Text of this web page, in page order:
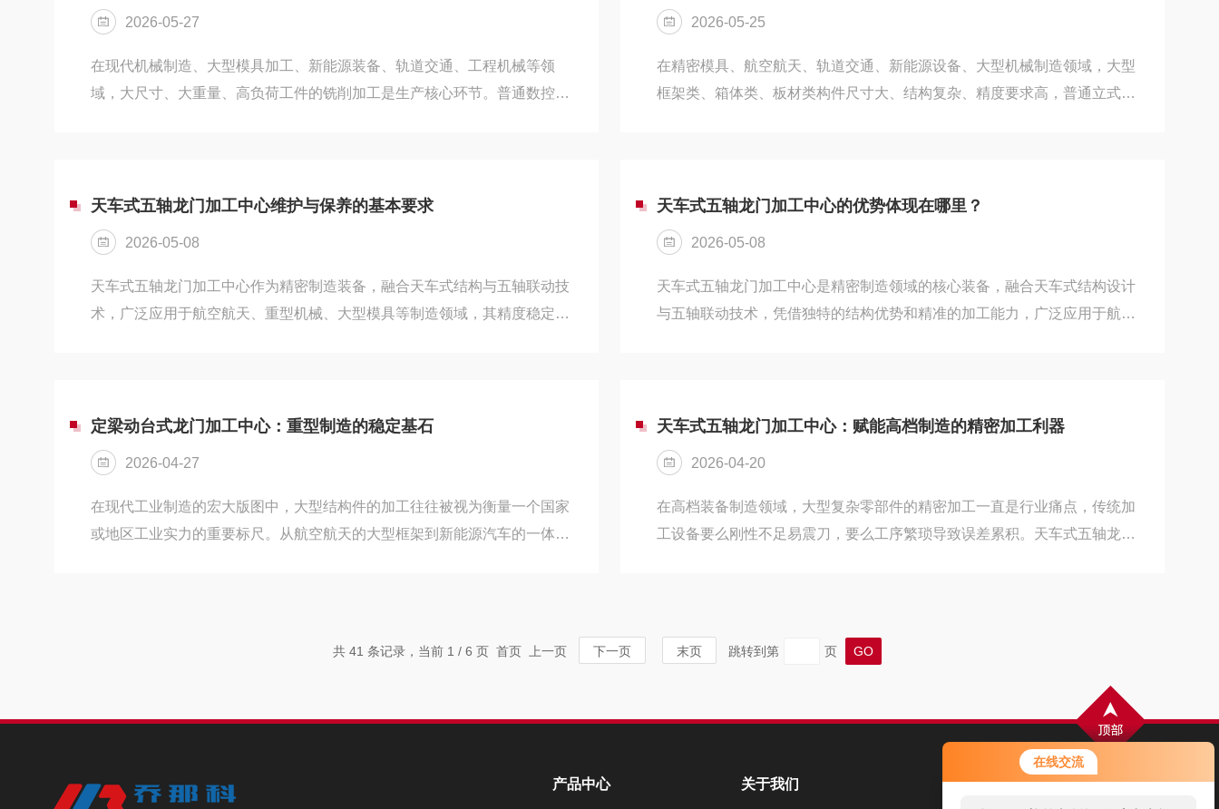
在线交流
提标准。核心包含导轨直线度、工作台平面度、主轴回转精度、三轴垂直度
等关键指标。常规工业...
有效行程为基准，需预留100–200mm加工余量，避免工件、工装与机身干
涉。同时需匹配...
2026-05-27
在现代机械制造、大型模具加工、新能源装备、轨道交通、工程机械等领
域，大尺寸、大重量、高负荷工件的铣削加工是生产核心环节。普通数控铣
型工件的平面、曲面、开槽、钻孔、镗削等复合工序，是重型精密加工行业
的主力核心设备。数控龙门铣床采用经典固定式工作台、移动式龙门对称结
构，核心由龙门立柱、...
2026-05-25
在精密模具、航空航天、轨道交通、新能源设备、大型机械制造领域，大型
框架类、箱体类、板材类构件尺寸大、结构复杂、精度要求高，普通立式、
备。龙门加工中心采用经典的龙门框架结构，由固定工作台、移动式龙门横
梁、伺服主轴、数控系统等核心部分组成，区别于普通机床的结构布局。设
备工作台固定不动，...
天车式五轴龙门加工中心维护与保养的基本要求
2026-05-08
天车式五轴龙门加工中心作为精密制造装备，融合天车式结构与五轴联动技
术，广泛应用于航空航天、重型机械、大型模具等制造领域，其精度稳定
工中心的维护与保养，核心遵循“精准养护、预防为先、全程管控”的原则，围
绕核心部件、运行系统、环境管控三大维度，落实基础保养与专项维护，具
体基本要求如下：首...
天车式五轴龙门加工中心的优势体现在哪里？
2026-05-08
天车式五轴龙门加工中心是精密制造领域的核心装备，融合天车式结构设计
与五轴联动技术，凭借独特的结构优势和精准的加工能力，广泛应用于航空
性三大维度。结构设计独特，加工范围广且空间利用率高。天车式结构采
用“横梁固定、工作台移动”的布局，横梁跨距大、刚性强，可实现超大行程加
工，能轻松适配大...
定梁动台式龙门加工中心：重型制造的稳定基石
2026-04-27
在现代工业制造的宏大版图中，大型结构件的加工往往被视为衡量一个国家
或地区工业实力的重要标尺。从航空航天的大型框架到新能源汽车的一体化
造企业车间里的“定海神针”。结构美学：动静之间的平衡艺术定梁动台式龙门
天车式五轴龙门加工中心：赋能高档制造的精密加工利器
2026-04-20
在高档装备制造领域，大型复杂零部件的精密加工一直是行业痛点，传统加
工设备要么刚性不足易震刀，要么工序繁琐导致误差累积。天车式五轴龙门
工，推动高档制造向高效化、精密化、智能化转型，成为衡量制造业技术实
力的重要标志。天车式五轴龙门加工中心的核心竞争力，源于其独特的结构
共 41 条记录，当前 1 / 6 页 首页 上一页 下一页 末页 跳转到第 页
扫码加微信，了解最新动态
产品中心 关于我们